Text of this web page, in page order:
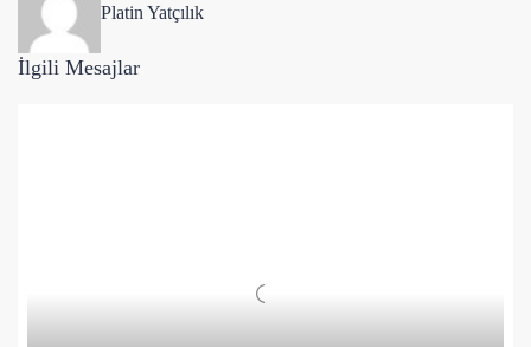
Platin Yatçılık
İlgili Mesajlar